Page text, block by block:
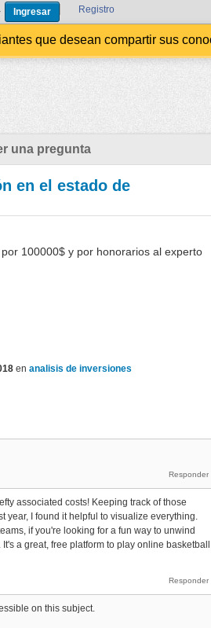
Registro
que desean compartir sus
una pregunta
en el estado de
100000$ y por honorarios al experto
en analisis de inversiones
associated costs! Keeping track of those
year, I found it helpful to visualize everything.
if you're looking for a fun way to unwind
a great, free platform to play online
on this subject.